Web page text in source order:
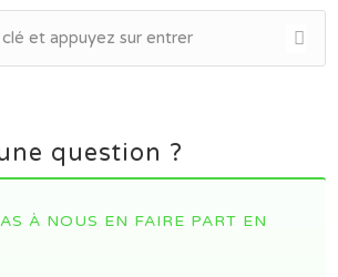
question ?
À NOUS EN FAIRE PART EN